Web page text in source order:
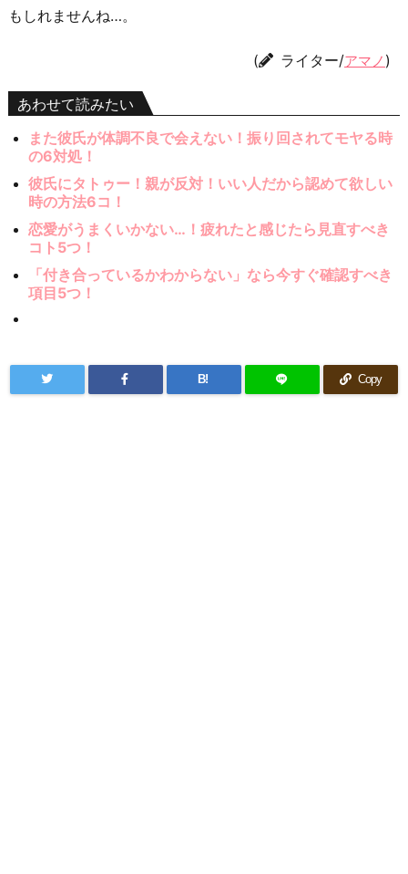
もしれませんね…。
( ライター/アマノ )
あわせて読みたい
また彼氏が体調不良で会えない！振り回されてモヤる時
の6対処！
彼氏にタトゥー！親が反対！いい人だから認めて欲しい
時の方法6コ！
恋愛がうまくいかない…！疲れたと感じたら見直すべき
コト5つ！
「付き合っているかわからない」なら今すぐ確認すべき
項目5つ！
B! Copy